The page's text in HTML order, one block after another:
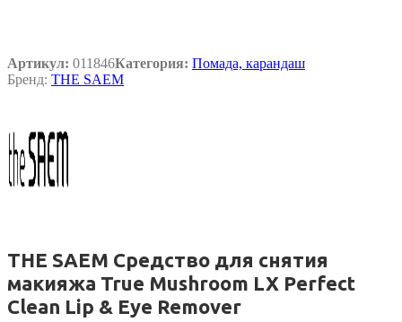
Артикул: 011846Категория: Помада, карандаш
Бренд: THE SAEM
THE SAEM Средство для снятия
макияжа True Mushroom LX Perfect
Clean Lip & Eye Remover